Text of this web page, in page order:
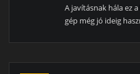
A javításnak hála ez
gép még jó ideig